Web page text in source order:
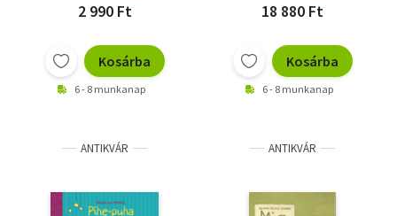
2 990 Ft
Kosárba
6 - 8 munkanap
18 880 Ft
Kosárba
6 - 8 munkanap
ANTIKVÁR ANTIKVÁR